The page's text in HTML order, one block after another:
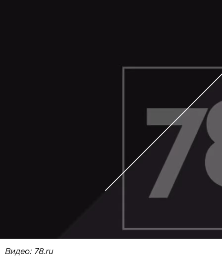
Видео: 78.ru